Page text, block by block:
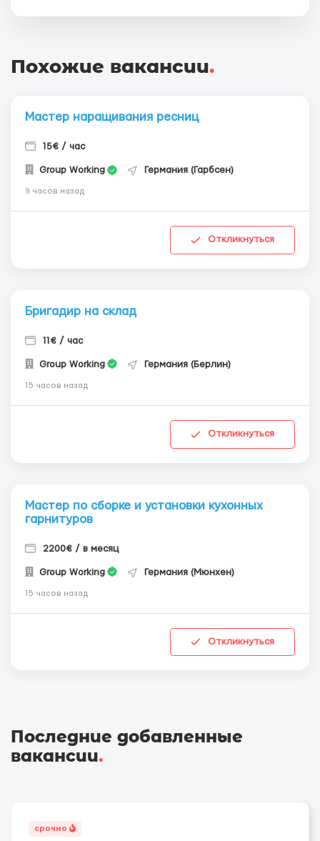
Похожие вакансии.
Мастер наращивания ресниц
15€ / час
Group Working Германия (Гарбсен)
9 часов назад
Откликнуться
Бригадир на склад
11€ / час
Group Working Германия (Берлин)
15 часов назад
Откликнуться
Мастер по сборке и установки кухонных
гарнитуров
2200€ / в месяц
Group Working Германия (Мюнхен)
15 часов назад
Откликнуться
Последние добавленные
вакансии.
срочно